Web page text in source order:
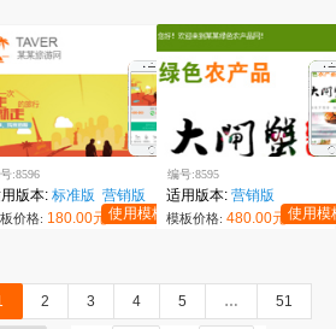
:8596
版本: 标准版 营销版
价格: 180.00元 使用模板
编号:8595
适用版本:营销版
模板价格:480.00元 使用模
2 3 4 5 … 51